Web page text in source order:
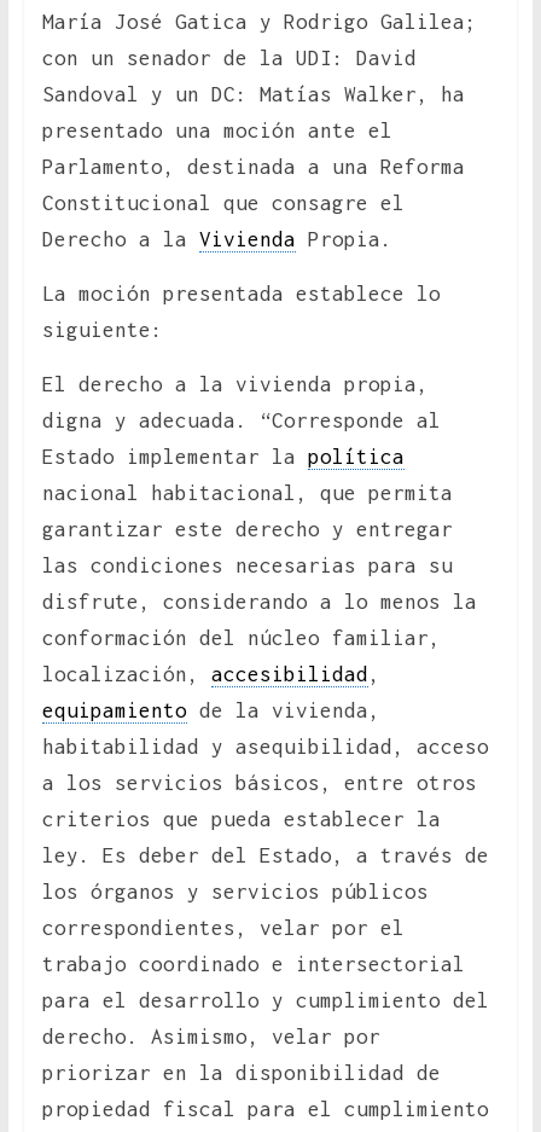
María José Gatica y Rodrigo Galilea;
con un senador de la UDI: David
Sandoval y un DC: Matías Walker, ha
presentado una moción ante el
Parlamento, destinada a una Reforma
Constitucional que consagre el
Derecho a la Vivienda Propia.
La moción presentada establece lo
siguiente:
El derecho a la vivienda propia,
digna y adecuada. “Corresponde al
Estado implementar la política
nacional habitacional, que permita
garantizar este derecho y entregar
las condiciones necesarias para su
disfrute, considerando a lo menos la
conformación del núcleo familiar,
localización, accesibilidad ,
equipamientode la vivienda,
habitabilidad y asequibilidad, acceso
a los servicios básicos, entre otros
criterios que pueda establecer la
ley. Es deber del Estado, a través de
los órganos y servicios públicos
correspondientes, velar por el
trabajo coordinado e intersectorial
para el desarrollo y cumplimiento del
derecho. Asimismo, velar por
priorizar en la disponibilidad de
propiedad fiscal para el cumplimiento